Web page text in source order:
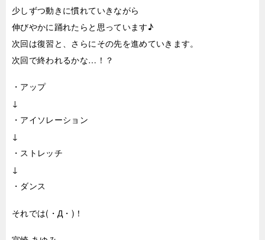
少しずつ動きに慣れていきながら
伸びやかに踊れたらと思っています♪
次回は復習と、さらにその先を進めていきます。
次回で終われるかな…！？
・アップ
↓
・アイソレーション
↓
・ストレッチ
↓
・ダンス
それでは(・Д・)！